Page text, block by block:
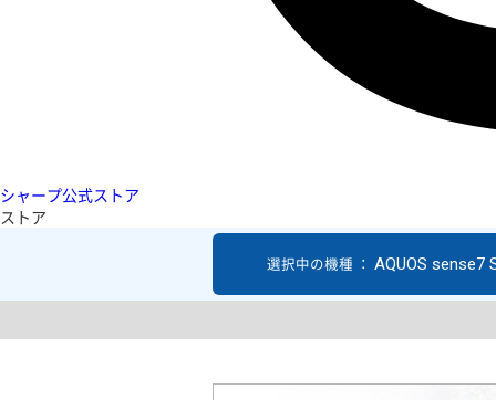
シャープ公式ストア
ストア
選択中の機種 ： AQUOS sense7